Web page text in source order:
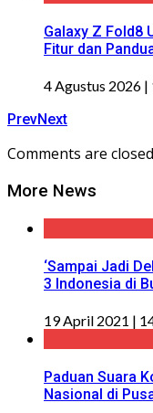
Galaxy Z Fold8
Fitur dan
4 Agustus 2026 |
PrevNext
Comments are
More News
‘Sampai Jadi
3 Indonesia di
19 April 2021 |
Paduan Suara
Nasional di